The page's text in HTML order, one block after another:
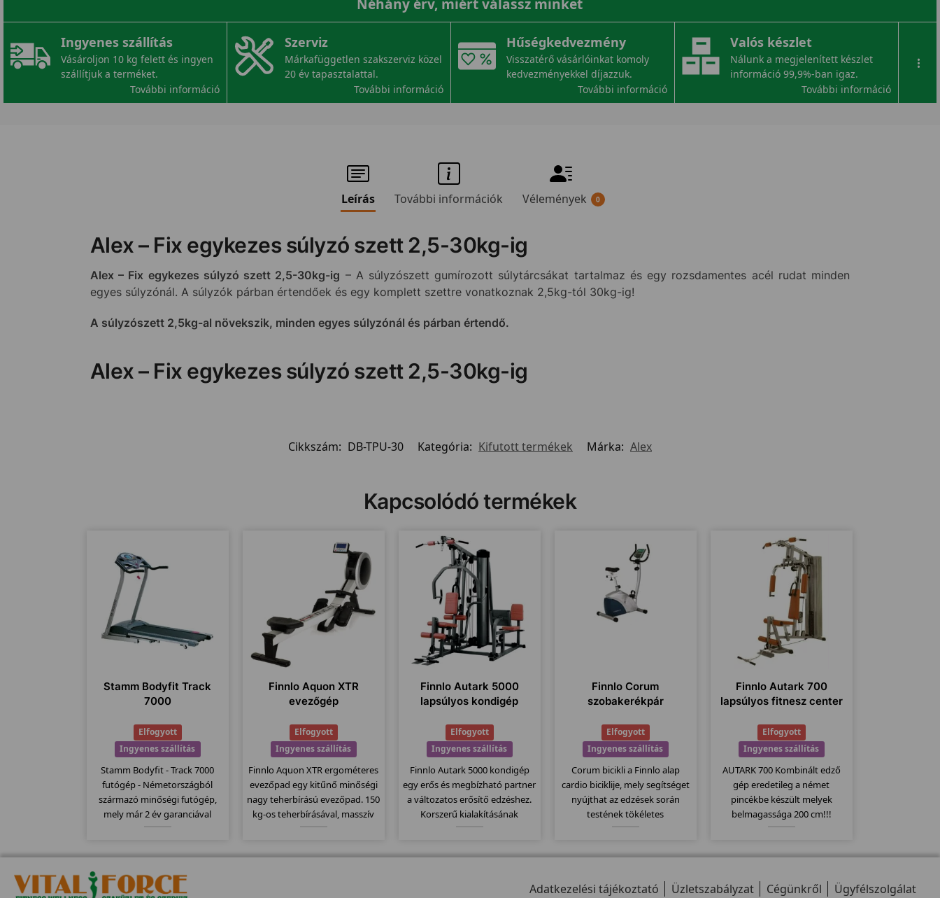
Néhány érv, miért válassz minket
Ingyenes szállítás
Vásároljon 10 kg felett és ingyen
szállítjuk a terméket.
További információ
Szerviz
Márkafüggetlen szakszerviz közel
20 év tapasztalattal.
További információ
Hűségkedvezmény
Visszatérő vásárlóinkat komoly
kedvezményekkel díjazzuk.
További információ
Valós készlet
Nálunk a megjelenített készlet
információ 99,9%-ban igaz.
További információ
...
Leírás További információk Vélemények 0
Alex – Fix egykezes súlyzó szett 2,5-30kg-ig
Alex – Fix egykezes súlyzó szett 2,5-30kg-ig – A súlyzószett gumírozott súlytárcsákat tartalmaz és egy rozsdamentes acél rudat minden
egyes súlyzónál. A súlyzók párban értendőek és egy komplett szettre vonatkoznak 2,5kg-tól 30kg-ig!
A súlyzószett 2,5kg-al növekszik, minden egyes súlyzónál és párban értendő.
Alex – Fix egykezes súlyzó szett 2,5-30kg-ig
Cikkszám: DB-TPU-30 Kategória: Kifutott termékek Márka: Alex
Kapcsolódó termékek
Stamm Bodyfit Track
7000
Elfogyott
Ingyenes szállítás
Stamm Bodyfit - Track 7000
futógép - Németországból
származó minőségi futógép,
mely már 2 év garanciával
kategóriájához képest
120x41cm-es futófelülettel
rendelkezik.
Finnlo Aquon XTR
evezőgép
Elfogyott
Ingyenes szállítás
Finnlo Aquon XTR ergométeres
evezőpad egy kitűnő minőségi
nagy teherbírású evezőpad. 150
kg-os teherbírásával, masszív
állítható nehézségi szint, 11
Finnlo Autark 5000
lapsúlyos kondigép
Elfogyott
Ingyenes szállítás
Finnlo Autark 5000 kondigép
egy erős és megbízható partner
a változatos erősítő edzéshez.
Korszerű kialakításának
különböző "állomásokat" a
Finnlo Corum
szobakerékpár
Elfogyott
Ingyenes szállítás
Corum bicikli a Finnlo alap
cardio biciklije, mely segítséget
nyújthat az edzések során
testének tökéletes
év garancia!
Finnlo Autark 700
lapsúlyos fitnesz center
Elfogyott
Ingyenes szállítás
AUTARK 700 Kombinált edző
gép eredetileg a német
pincékbe készült melyek
belmagassága 200 cm!!!
Adatkezelési tájékoztató Üzletszabályzat Cégünkről Ügyfélszolgálat